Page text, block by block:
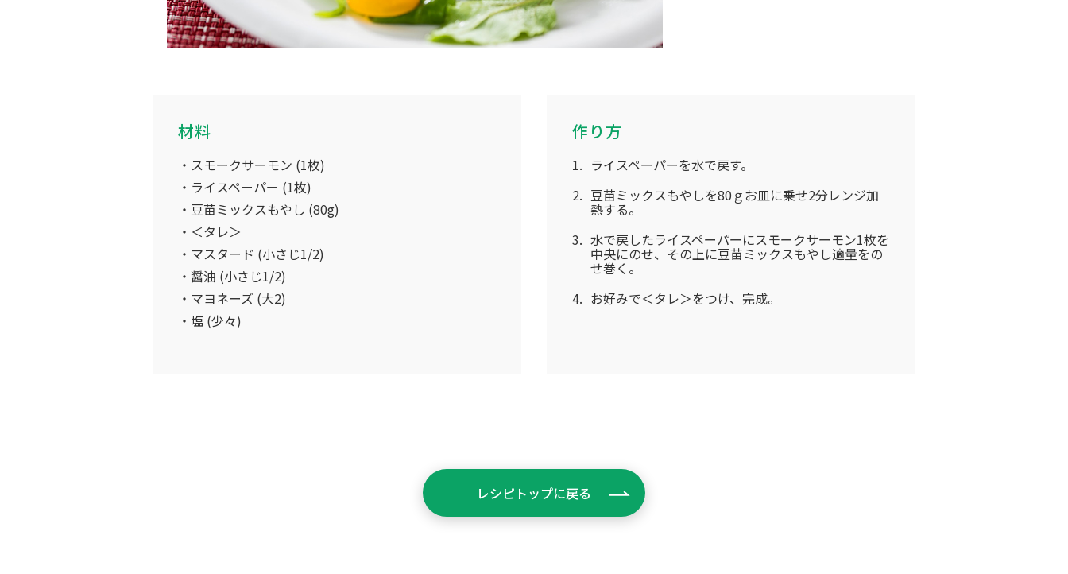
材料
スモークサーモン (1枚)
ライスペーパー (1枚)
豆苗ミックスもやし (80g)
＜タレ＞
マスタード (小さじ1/2)
醤油 (小さじ1/2)
マヨネーズ (大2)
塩 (少々)
作り方
ライスペーパーを水で戻す。
豆苗ミックスもやしを80ｇお皿に乗せ2分レンジ加
熱する。
水で戻したライスペーパーにスモークサーモン1枚を
中央にのせ、その上に豆苗ミックスもやし適量をの
せ巻く。
お好みで＜タレ＞をつけ、完成。
レシピトップに戻る